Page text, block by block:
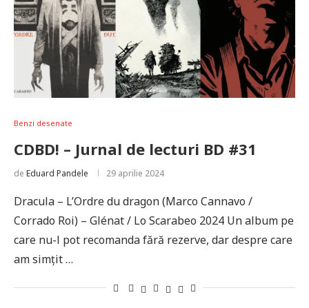
Benzi desenate
CDBD! – Jurnal de lecturi BD #31
de Eduard Pandele 29 aprilie 2024
Dracula – L’Ordre du dragon (Marco Cannavo /
Corrado Roi) – Glénat / Lo Scarabeo 2024 Un album pe
care nu-l pot recomanda fără rezerve, dar despre care
am simțit …